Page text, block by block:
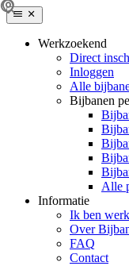
Werkzoekend
Direct
Inloggen
Alle
Bijbanen
Alle
Informatie
Ik ben
Over
FAQ
Contact